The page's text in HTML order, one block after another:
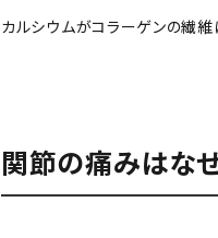
カルシウムがコラーゲンの繊維
関節の痛みはな